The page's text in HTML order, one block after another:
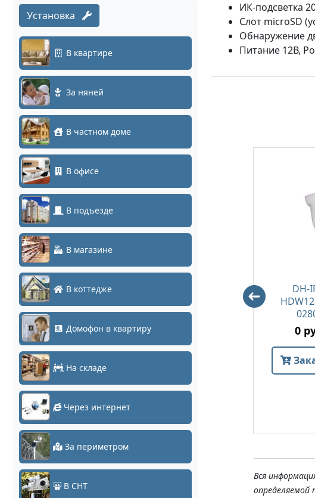
Установка
В квартире
За няней
В частном доме
В офисе
В подъезде
В магазине
В коттедже
Домофон в квартиру
На складе
Через интернет
За периметром
В СНТ
ИК-подсветка
Слот microSD
Обнаружение
Питание 12В,
DH-IPC-
HDW4231EMP-
ASE-0280B
0 руб.
Заказать
Заказать
DH-
0
Вся
определяемой